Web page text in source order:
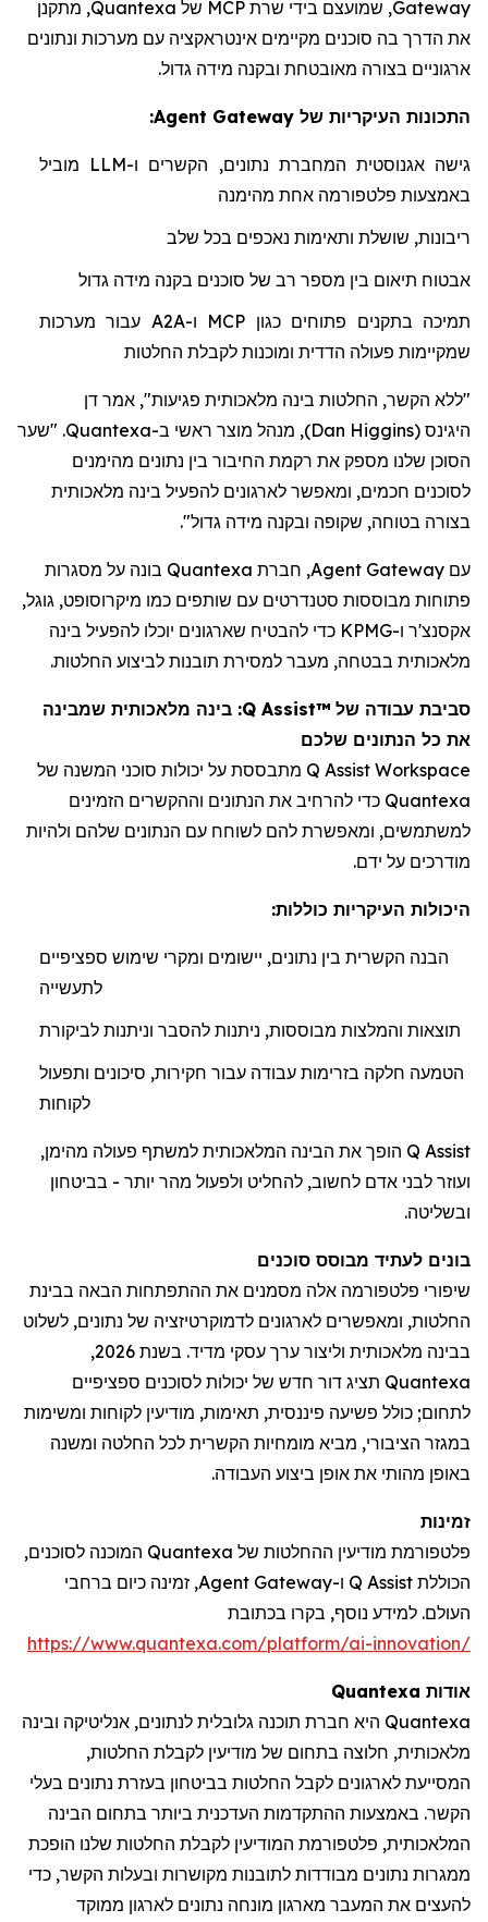
Gateway, שמועצם בידי שרת MCP של Quantexa, מתקנן
את הדרך בה סוכנים מקיימים אינטראקציה עם מערכות ונתונים
ארגוניים בצורה מאובטחת ובקנה מידה גדול.
התכונות העיקריות של Agent Gateway:
גישה אגנוסטית המחברת נתונים, הקשרים ו-LLM מוביל
באמצעות פלטפורמה אחת מהימנה
ריבונות, שושלת ותאימות נאכפים בכל שלב
אבטוח תיאום בין מספר רב של סוכנים בקנה מידה גדול
תמיכה בתקנים פתוחים כגון MCP ו-A2A עבור מערכות
שמקיימות פעולה הדדית ומוכנות לקבלת החלטות
"ללא הקשר, החלטות בינה מלאכותית פגיעות", אמר דן
היגינס (
Dan Higgins
)
, מנהל מוצר ראשי ב-Quantexa. "שער
הסוכן שלנו מספק את רקמת החיבור בין נתונים מהימנים
לסוכנים חכמים, ומאפשר לארגונים להפעיל בינה מלאכותית
בצורה בטוחה, שקופה ובקנה מידה גדול".
עם Agent Gateway, חברת
Quantexa בונה על מסגרות
פתוחות מבוססות סטנדרטים עם שותפים כמו מיקרוסופט, גוגל,
אקסנצ'ר ו-KPMG כדי להבטיח שארגונים יוכלו להפעיל בינה
מלאכותית בבטחה, מעבר למסירת תובנות לביצוע החלטות.
סביבת עבודה של Q Assist™: בינה מלאכותית שמבינה
את כל הנתונים שלכם
Q Assist Workspace מתבססת על יכולות סוכני המשנה של
Quantexa כדי להרחיב את הנתונים וההקשרים הזמינים
למשתמשים, ומאפשרת להם לשוחח עם הנתונים שלהם ולהיות
מודרכים על ידם.
היכולות העיקריות כוללות:
הבנה הקשרית בין נתונים, יישומים ומקרי שימוש ספציפיים
לתעשייה
תוצאות והמלצות מבוססות, ניתנות להסבר וניתנות לביקורת
הטמעה חלקה בזרימות עבודה עבור חקירות, סיכונים ותפעול
לקוחות
Q Assist הופך את הבינה המלאכותית למשתף פעולה מהימן,
ועוזר לבני אדם לחשוב, להחליט ולפעול מהר יותר - בביטחון
ובשליטה.
בונים לעתיד מבוסס סוכנים
שיפורי פלטפורמה אלה מסמנים את ההתפתחות הבאה בבינת
החלטות, ומאפשרים לארגונים לדמוקרטיזציה של נתונים, לשלוט
בבינה מלאכותית וליצור ערך עסקי מדיד. בשנת 2026,
Quantexa תציג דור חדש של יכולות לסוכנים ספציפיים
לתחום; כולל פשיעה פיננסית, תאימות, מודיעין לקוחות ומשימות
במגזר הציבורי, מביא מומחיות הקשרית לכל החלטה ומשנה
באופן מהותי את אופן ביצוע העבודה.
זמינות
פלטפורמת מודיעין ההחלטות של Quantexa המוכנה לסוכנים,
הכוללת Q Assist ו-Agent Gateway, זמינה כיום ברחבי
העולם. למידע נוסף, בקרו בכתובת
https://www.quantexa.com/platform/ai-innovation/
אודות Quantexa
Quantexa היא חברת תוכנה גלובלית לנתונים, אנליטיקה ובינה
מלאכותית, חלוצה בתחום של מודיעין לקבלת החלטות,
המסייעת לארגונים לקבל החלטות בביטחון בעזרת נתונים בעלי
הקשר. באמצעות ההתקדמות העדכנית ביותר בתחום הבינה
המלאכותית, פלטפורמת המודיעין לקבלת החלטות שלנו הופכת
ממגרות נתונים מבודדות לתובנות מקושרות ובעלות הקשר, כדי
להעצים את המעבר מארגון מונחה נתונים לארגון ממוקד